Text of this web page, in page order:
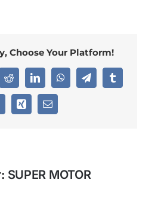
Choose Your Platform!
RedditLinkedInWhatsAppTelegramTumblr
Xing Email
SUPER MOTOR